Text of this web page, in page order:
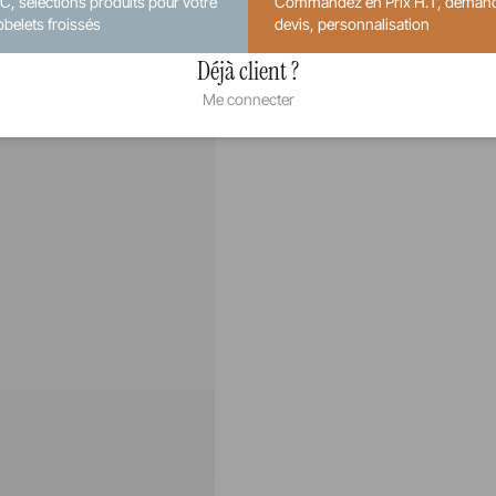
froissés
devis, personnalisation
Déjà client ?
Me connecter